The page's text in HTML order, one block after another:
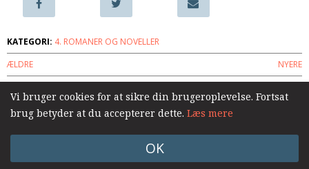
og
andre
fortællingerForrige
indlæg:
står
KATEGORI: 4. ROMANER OG NOVELLER
ÆLDRE
NYERE
Log ind
Vi bruger cookies for at sikre din brugeroplevelse. Fortsat
brug betyder at du accepterer dette. Læs mere
OK